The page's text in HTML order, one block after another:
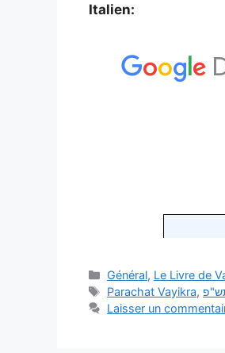
Italien:
Général, Le Livre de
Parachat Vayikra,
Laisser un